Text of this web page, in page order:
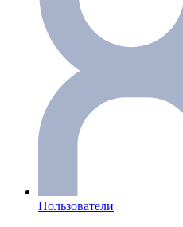
Пользователи